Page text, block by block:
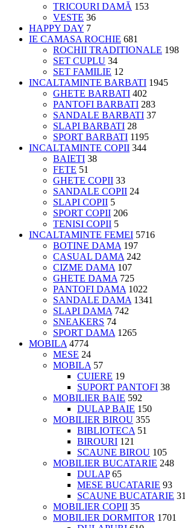
TRICOURI DAMĂ 153
VESTE 36
HAPPY DAY 7
IE CAMASA ROCHIE 681
ROCHII TRADITIONALE 198
SET CUPLU 34
SET FAMILIE 12
INCALTAMINTE BARBATI 1945
GHETE BARBATI 402
PANTOFI BARBATI 283
SANDALE BARBATI 37
SLAPI BARBATI 28
SPORT BARBATI 1195
INCALTAMINTE COPII 344
BAIETI 38
FETE 51
GHETE COPII 33
SANDALE COPII 24
SLAPI COPII 5
SPORT COPII 206
TENISI COPII 5
INCALTAMINTE FEMEI 5716
BOTINE DAMA 197
CASUAL DAMA 242
CIZME DAMA 107
GHETE DAMA 725
PANTOFI DAMA 1022
SANDALE DAMA 1341
SLAPI DAMA 742
SNEAKERS 74
SPORT DAMA 1265
MOBILA 4774
MESE 24
MOBILA 57
CUIERE 19
SUPORT PANTOFI 38
MOBILIER BAIE 592
DULAP BAIE 150
MOBILIER BIROU 355
BIBLIOTECA 51
BIROURI 121
SCAUNE BIROU 105
MOBILIER BUCATARIE 248
DULAP 65
MESE BUCATARIE 93
SCAUNE BUCATARIE 31
MOBILIER COPII 35
MOBILIER DORMITOR 1701